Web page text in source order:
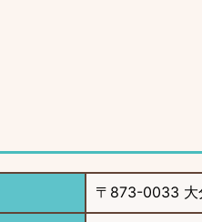
〒873-0033 大